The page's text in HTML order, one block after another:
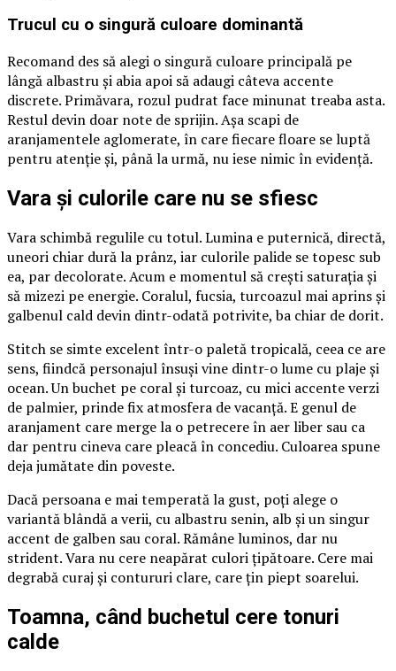
Trucul cu o singură culoare dominantă
Recomand des să alegi o singură culoare principală pe
lângă albastru și abia apoi să adaugi câteva accente
discrete. Primăvara, rozul pudrat face minunat treaba asta.
Restul devin doar note de sprijin. Așa scapi de
aranjamentele aglomerate, în care fiecare floare se luptă
pentru atenție și, până la urmă, nu iese nimic în evidență.
Vara și culorile care nu se sfiesc
Vara schimbă regulile cu totul. Lumina e puternică, directă,
uneori chiar dură la prânz, iar culorile palide se topesc sub
ea, par decolorate. Acum e momentul să crești saturația și
să mizezi pe energie. Coralul, fucsia, turcoazul mai aprins și
galbenul cald devin dintr-odată potrivite, ba chiar de dorit.
Stitch se simte excelent într-o paletă tropicală, ceea ce are
sens, fiindcă personajul însuși vine dintr-o lume cu plaje și
ocean. Un buchet pe coral și turcoaz, cu mici accente verzi
de palmier, prinde fix atmosfera de vacanță. E genul de
aranjament care merge la o petrecere în aer liber sau ca
dar pentru cineva care pleacă în concediu. Culoarea spune
deja jumătate din poveste.
Dacă persoana e mai temperată la gust, poți alege o
variantă blândă a verii, cu albastru senin, alb și un singur
accent de galben sau coral. Rămâne luminos, dar nu
strident. Vara nu cere neapărat culori țipătoare. Cere mai
degrabă curaj și contururi clare, care țin piept soarelui.
Toamna, când buchetul cere tonuri
calde